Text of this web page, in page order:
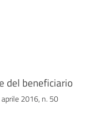
del beneficiario
2016, n. 50